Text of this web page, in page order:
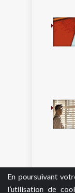
En poursuivant
l’utilisation de